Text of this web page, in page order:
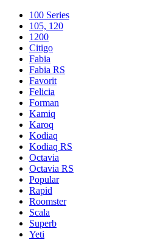
100 Series
105, 120
1200
Citigo
Fabia
Fabia RS
Favorit
Felicia
Forman
Kamiq
Karoq
Kodiaq
Kodiaq RS
Octavia
Octavia RS
Popular
Rapid
Roomster
Scala
Superb
Yeti